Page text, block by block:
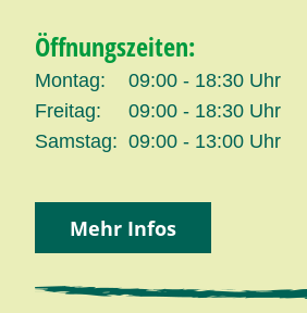
Öffnungszeiten:
Montag:
09:00 - 18:30 Uhr
Freitag:
09:00 - 18:30 Uhr
Samstag: 09:00 - 13:00 Uhr
Mehr Infos